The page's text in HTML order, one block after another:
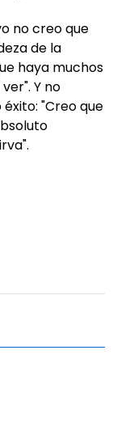
no creo que
de la
haya muchos
Y no
"Creo que